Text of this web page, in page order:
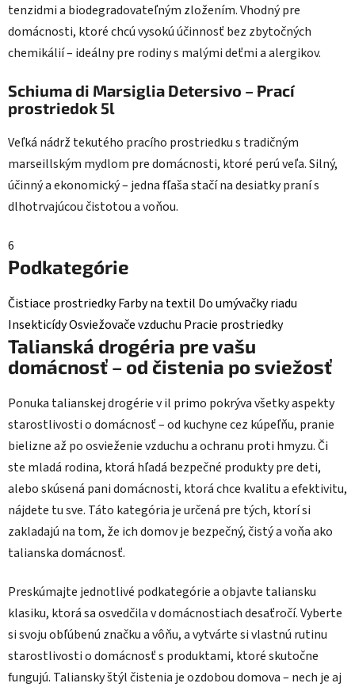
tenzidmi a biodegradovateľným zložením. Vhodný pre
domácnosti, ktoré chcú vysokú účinnosť bez zbytočných
chemikálií – ideálny pre rodiny s malými deťmi a alergikov.
Schiuma di Marsiglia Detersivo – Prací
prostriedok 5l
Veľká nádrž tekutého pracího prostriedku s tradičným
marseillským mydlom pre domácnosti, ktoré perú veľa. Silný,
účinný a ekonomický – jedna fľaša stačí na desiatky praní s
dlhotrvajúcou čistotou a voňou.
6
Podkategórie
Čistiace prostriedkyFarby na textil Do umývačky riadu
InsekticídyOsviežovače vzduchu Pracie prostriedky
Talianská drogéria pre vašu
domácnosť – od čistenia po sviežosť
Ponuka talianskej drogérie v il primo pokrýva všetky aspekty
starostlivosti o domácnosť – od kuchyne cez kúpeľňu, pranie
bielizne až po osvieženie vzduchu a ochranu proti hmyzu. Či
ste mladá rodina, ktorá hľadá bezpečné produkty pre deti,
alebo skúsená pani domácnosti, ktorá chce kvalitu a efektivitu,
nájdete tu sve. Táto kategória je určená pre tých, ktorí si
zakladajú na tom, že ich domov je bezpečný, čistý a voňa ako
talianska domácnosť.
Preskúmajte jednotlivé podkategórie a objavte taliansku
klasiku, ktorá sa osvedčila v domácnostiach desaťročí. Vyberte
si svoju obľúbenú značku a vôňu, a vytvárte si vlastnú rutinu
starostlivosti o domácnosť s produktami, ktoré skutočne
fungujú. Taliansky štýl čistenia je ozdobou domova – nech je aj